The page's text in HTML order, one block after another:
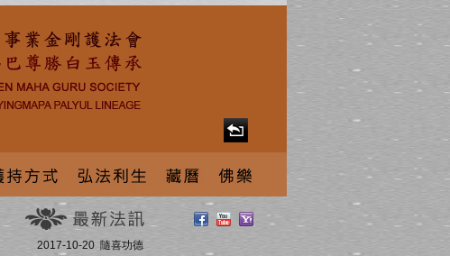
2017-10-20 隨喜功德